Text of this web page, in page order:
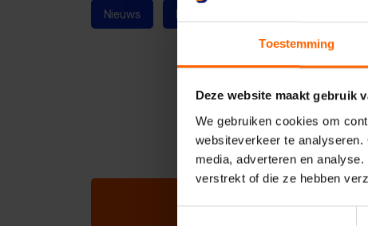
Toestemming
Deze website maakt gebruik
We gebruiken cookies om
websiteverkeer te
media, adverteren en
verstrekt of die ze hebben
Nieuws Nijmegen